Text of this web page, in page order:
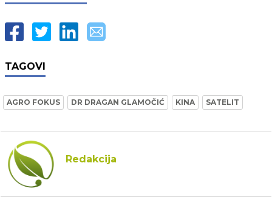
TAGOVI
AGRO FOKUS DR DRAGAN GLAMOČIĆ KINA SATELIT
Redakcija